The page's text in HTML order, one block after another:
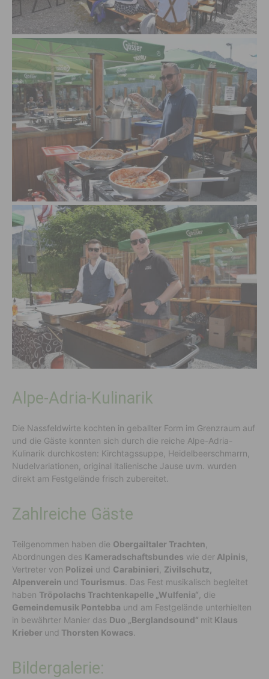
Alpe-Adria-Kulinarik
Die Nassfeldwirte kochten in geballter Form im Grenzraum auf
und die Gäste konnten sich durch die reiche Alpe-Adria-
Kulinarik durchkosten: Kirchtagssuppe, Heidelbeerschmarrn,
Nudelvariationen, original italienische Jause uvm. wurden
direkt am Festgelände frisch zubereitet.
Zahlreiche Gäste
Teilgenommen haben die Obergailtaler Trachten
Abordnungen des Kameradschaftsbundes wie der Alpinis
Vertreter von Polizei und Carabinieri Zivilschutz,
Alpenverein und Tourismus . Das Fest musikalisch begleitet
haben Tröpolachs Trachtenkapelle „Wulfenia“ , die
Gemeindemusik Pontebba und am Festgelände unterhielten
in bewährter Manier das Duo „Berglandsound“ mit Klaus
Krieber und Thorsten Kowacs
Bildergalerie: